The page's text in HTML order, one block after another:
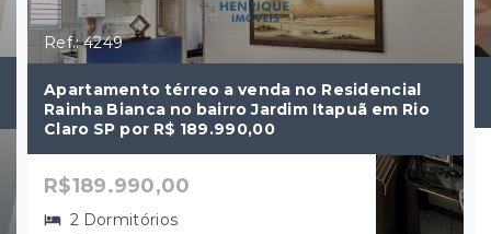
Ref.: 4249
Apartamento térreo a venda no Residencial
Rainha Bianca no bairro Jardim Itapuã em Rio
Claro SP por R$ 189.990,00
R$189.990,00
2 Dormitórios